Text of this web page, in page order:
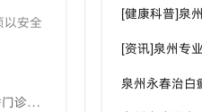
以安全
诊 身心同治白癜风康复理念